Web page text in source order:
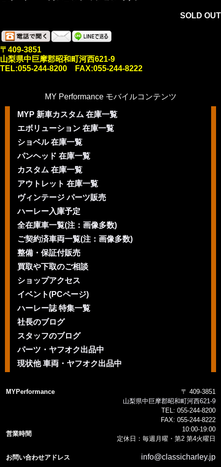
SOLD OUT
〒409-3851
山梨県中巨摩郡昭和町河西621-9
TEL:055-244-8200 FAX:055-244-8222
MY Performance モバイルコンテンツ
MYP 新車カスタム 在庫一覧
エボリューション 在庫一覧
ショベル 在庫一覧
パンヘッド 在庫一覧
カスタム 在庫一覧
アウトレット 在庫一覧
ヴィンテージ パーツ販売
ハーレー入庫予定
全在庫車一覧(注：画像多数)
ご契約済車両一覧(注：画像多数)
整備・保証付販売
買取や下取のご相談
ショップアクセス
イベント(PCページ)
ハーレー誌 特集一覧
社長のブログ
スタッフのブログ
パーツ・ヤフオク出品中
現状他 車両・ヤフオク出品中
MYPerformance
〒 409-3851
山梨県中巨摩郡昭和町河西621-9
TEL: 055-244-8200
FAX: 055-244-8222
営業時間
10:00-19:00
定休日：毎週月曜・第2 第4火曜日
お問い合わせアドレス info@classicharley.jp